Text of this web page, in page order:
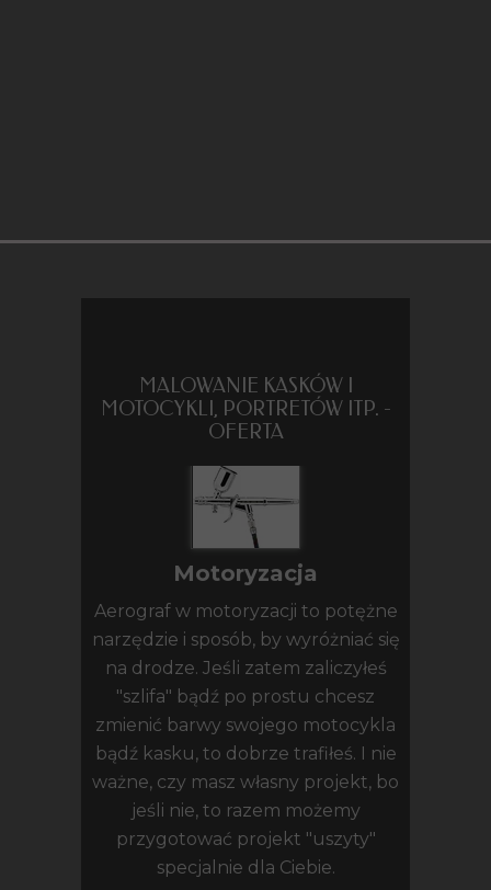
MALOWANIE KASKÓW I
MOTOCYKLI, PORTRETÓW ITP. -
OFERTA
Motoryzacja
Aerograf w motoryzacji to potężne
narzędzie i sposób, by wyróżniać się
na drodze. Jeśli zatem zaliczyłeś
"szlifa" bądź po prostu chcesz
zmienić barwy swojego motocykla
bądź kasku, to dobrze trafiłeś. I nie
ważne, czy masz własny projekt, bo
jeśli nie, to razem możemy
przygotować projekt "uszyty"
specjalnie dla Ciebie.